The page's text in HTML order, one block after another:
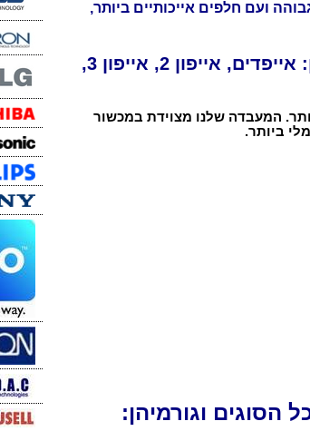
ועם חלפים אייכותיים ביותר,
אנו מבצעים תיקונים של מכשירי אייפון מכל הסוגים כמו כן: אייפדים, אייפון 2, אייפון 3,
המעבדה שלנו מצוידת במכשור
ביותר.
הסוגים וגורמיהן: